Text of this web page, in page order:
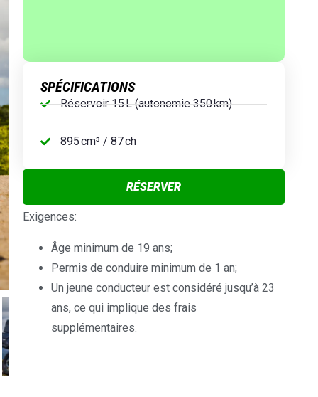
SPÉCIFICATIONS
Réservoir 15 L (autonomie 350 km)
895 cm³ / 87 ch
RÉSERVER
Exigences:
Âge minimum de 19 ans;
Permis de conduire minimum de 1 an;
Un jeune conducteur est considéré jusqu’à 23
ans, ce qui implique des frais
supplémentaires.